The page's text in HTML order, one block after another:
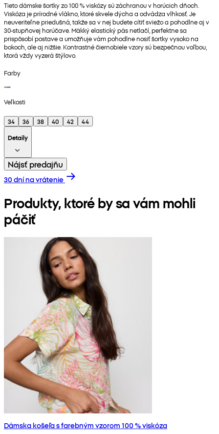
Tieto dámske šortky zo 100 % viskózy sú záchranou v horúcich dňoch.
Viskóza je prírodné vlákno, ktoré skvele dýcha a odvádza vlhkosť. Je
neuveriteľne priedušná, takže sa v nej budete cítiť sviežo a pohodlne aj v
30-stupňovej horúčave. Mäkký elastický pás netlačí, perfektne sa
prispôsobí postave a umožňuje vám pohodlne nosiť šortky vysoko na
bokoch, ale aj nižšie. Kontrastné čiernobiele vzory sú bezpečnou voľbou,
ktorá vždy vyzerá štýlovo.
Farby
Veľkosti
34 36 38 40 42
44
Detaily
Nájsť predajňu
30 dní na vrátenie
Produkty, ktoré by sa vám mohli
páčiť
Dámska košeľa s farebným vzorom 100 % viskóza